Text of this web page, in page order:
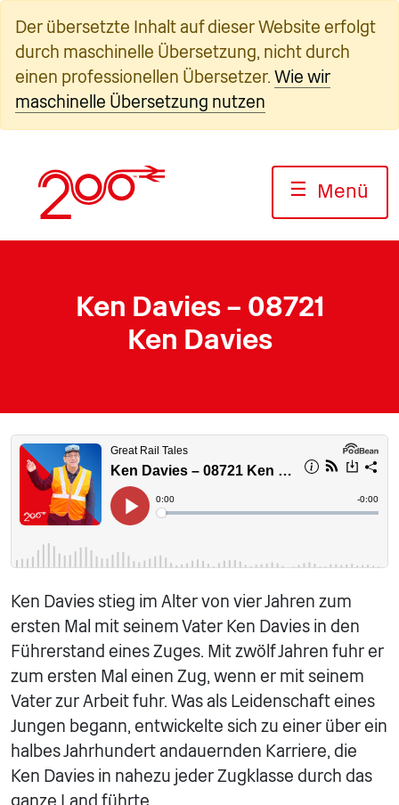
Inhalt
springen
Der übersetzte Inhalt auf dieser Website erfolgt
durch maschinelle Übersetzung, nicht durch
einen professionellen Übersetzer. Wie wir
maschinelle Übersetzung nutzen
☰ Menü
Ken Davies – 08721
Ken Davies
Ken Davies stieg im Alter von vier Jahren zum
ersten Mal mit seinem Vater Ken Davies in den
Führerstand eines Zuges. Mit zwölf Jahren fuhr er
zum ersten Mal einen Zug, wenn er mit seinem
Vater zur Arbeit fuhr. Was als Leidenschaft eines
Jungen begann, entwickelte sich zu einer über ein
halbes Jahrhundert andauernden Karriere, die
Ken Davies in nahezu jeder Zugklasse durch das